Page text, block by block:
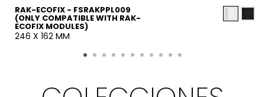
RAK-ECOFIX - FSRAKPPL009
(ONLY COMPATIBLE WITH RAK-
ECOFIX MODULES)
246 X 162 MM